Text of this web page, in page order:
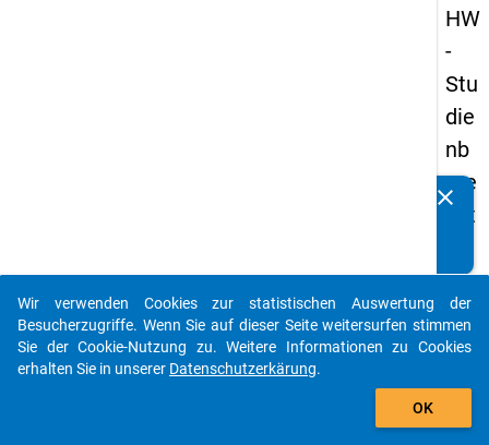
HW
-
Stu
die
nb
ere
cht
en
pa
nel
clear
auto_stories
add_shopping_cart
Wir verwenden Cookies zur statistischen Auswertung der
Besucherzugriffe. Wenn Sie auf dieser Seite weitersurfen stimmen
Sie der Cookie-Nutzung zu. Weitere Informationen zu Cookies
erhalten Sie in unserer Datenschutzerkärung.
OK